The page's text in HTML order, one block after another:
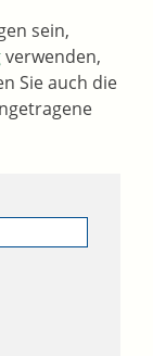
sein,
verwenden,
Sie auch die